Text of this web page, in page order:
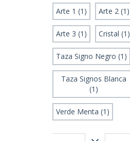
Arte 1 (1) Arte 2 (1)
Arte 3 (1) Cristal (1)
Taza Signo Negro (1)
Taza Signos Blanca
(1)
Verde Menta (1)